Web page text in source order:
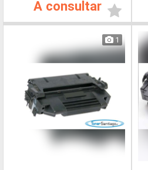
A consultar
1